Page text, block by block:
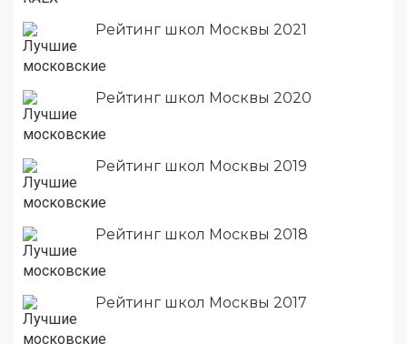
Рейтинг школ Москвы 2021
Рейтинг школ Москвы 2020
Рейтинг школ Москвы 2019
Рейтинг школ Москвы 2018
Рейтинг школ Москвы 2017